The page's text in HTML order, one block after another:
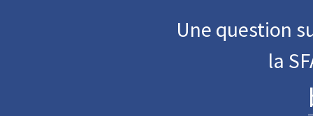
Une question
la